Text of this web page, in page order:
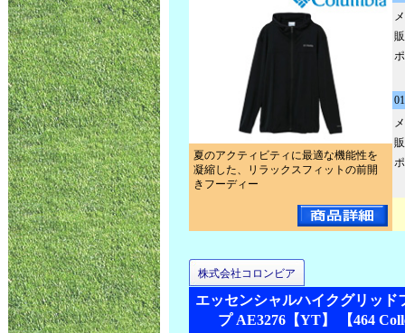
夏のアクティビティに最適な機能性を
凝縮した、リラックスフィットの前開
きフーディー
株式会社コロンビア
エッセンシャルハイクグリッド
プ AE3276【YT】 【464